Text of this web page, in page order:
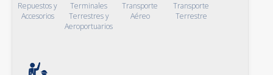
Repuestos y
Accesorios
Terminales
Terrestres y
Aeroportuarios
Transporte
Aéreo
Transporte
Terrestre